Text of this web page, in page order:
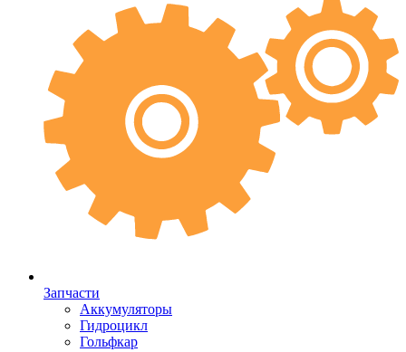
Запчасти
Аккумуляторы
Гидроцикл
Гольфкар